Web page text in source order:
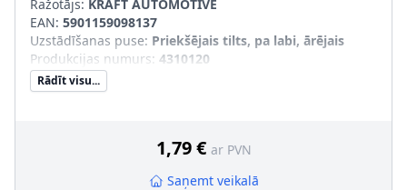
Ražotājs: KRAFT AUTOMOTIVE
EAN: 5901159098137
Uzstādīšanas puse: Priekšējais tilts, pa labi, ārējais
Produkcijas numurs: 4310120
Rādīt visu...
1,79 € ar PVN
Saņemt veikalā